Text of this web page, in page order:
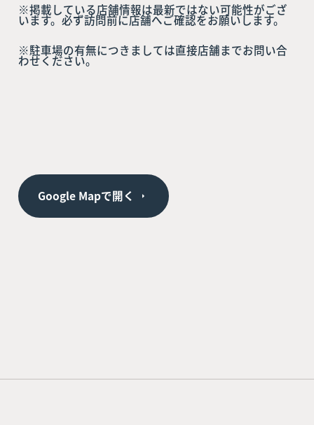
※掲載している店舗情報は最新ではない可能性がござ
います。必ず訪問前に店舗へご確認をお願いします。
※駐車場の有無につきましては直接店舗までお問い合
わせください。
Google Mapで開く